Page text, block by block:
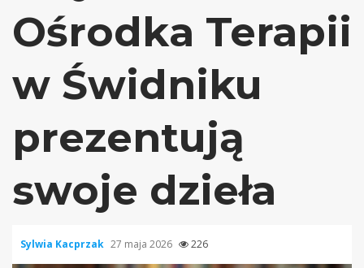
Ośrodka Terapii
w Świdniku
prezentują
swoje dzieła
Sylwia Kacprzak 27 maja 2026 226